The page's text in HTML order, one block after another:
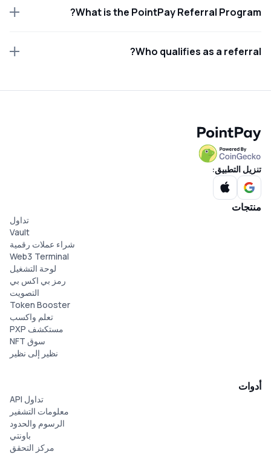
What is the PointPay Referral Program?
Who qualifies as a referral?
تنزيل التطبيق:
منتجات
تداول
Vault
شراء عملات رقمية
Web3 Terminal
لوحة التشغيل
رمز بي اكس بي
التصويت
Token Booster
تعلم واكسب
مستكشف PXP
سوق NFT
نظير إلى نظير
أدوات
تداول API
معلومات التشفير
الرسوم والحدود
باونتي
مركز التحقق